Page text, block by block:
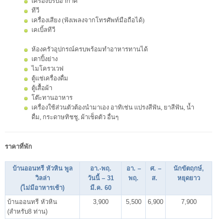
ทีวี
เครื่องเสียง (ฟังเพลงจากโทรศัพท์มือถือได้)
เคเบิ้ลทีวี
ห้องครัวอุปกรณ์ครบพร้อมทำอาหารทานได้
เตาปิ้งย่าง
ไมโครวเวฟ
ตู้แช่เครื่องดื่ม
ตู้เสื้อผ้า
โต๊ะทานอาหาร
เครื่องใช้ส่วนตัวต้องนำมาเอง อาทิเช่น แปรงสีฟัน, ยาสีฟัน, น้ำ
ดื่ม, กระดาษทิชชู, ผ้าเช็ดตัว อื่นๆ
ราคาที่พัก
บ้านออนทรี หัวหิน พูล
วิลล่า
(ไม่มีอาหารเช้า)
อา.-พฤ.
วันนี้ – 31
มี.ค. 60
อา. –
พฤ.
ศ. –
ส.
นักขัตฤกษ์,
หยุดยาว
บ้านออนทรี หัวหิน
(สำหรับ8 ท่าน)
3,900 5,500 6,900 7,900